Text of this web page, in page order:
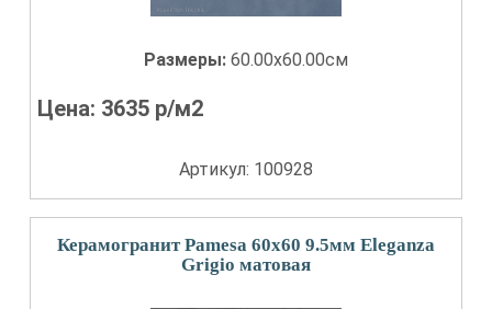
Размеры: 60.00x60.00см
Цена: 3635 р/м2
Артикул: 100928
Керамогранит Pamesa 60x60 9.5мм Eleganza
Grigio матовая